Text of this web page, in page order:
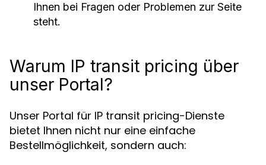
Ihnen bei Fragen oder Problemen zur Seite
steht.
Warum IP transit pricing über
unser Portal?
Unser Portal für IP transit pricing-Dienste
bietet Ihnen nicht nur eine einfache
Bestellmöglichkeit, sondern auch: